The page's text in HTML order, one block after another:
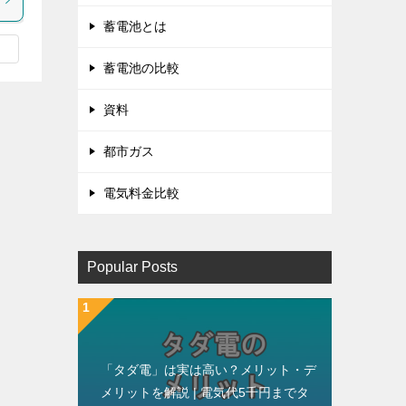
蓄電池とは
蓄電池の比較
資料
都市ガス
電気料金比較
Popular Posts
「タダ電」は実は高い？メリット・デ
メリットを解説 | 電気代5千円までタ